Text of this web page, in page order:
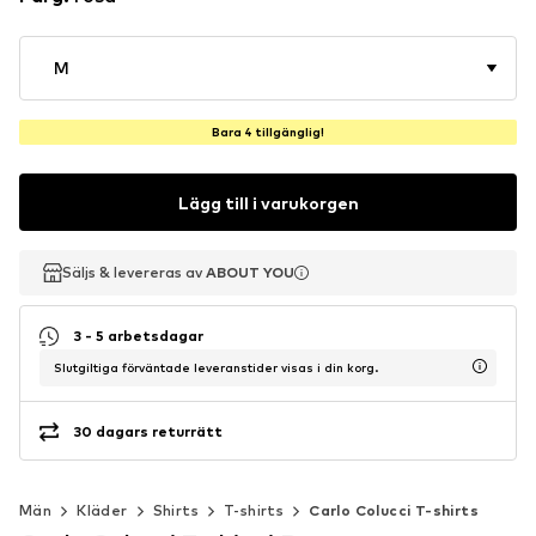
M
Bara 4 tillgänglig!
Lägg till i varukorgen
Säljs & levereras av ABOUT YOU
Säljs & levereras av ABOUT YOU
3 - 5 arbetsdagar
Slutgiltiga förväntade leveranstider visas i din korg.
30 dagars returrätt
Män Kläder Shirts T-shirts Carlo Colucci T-shirts